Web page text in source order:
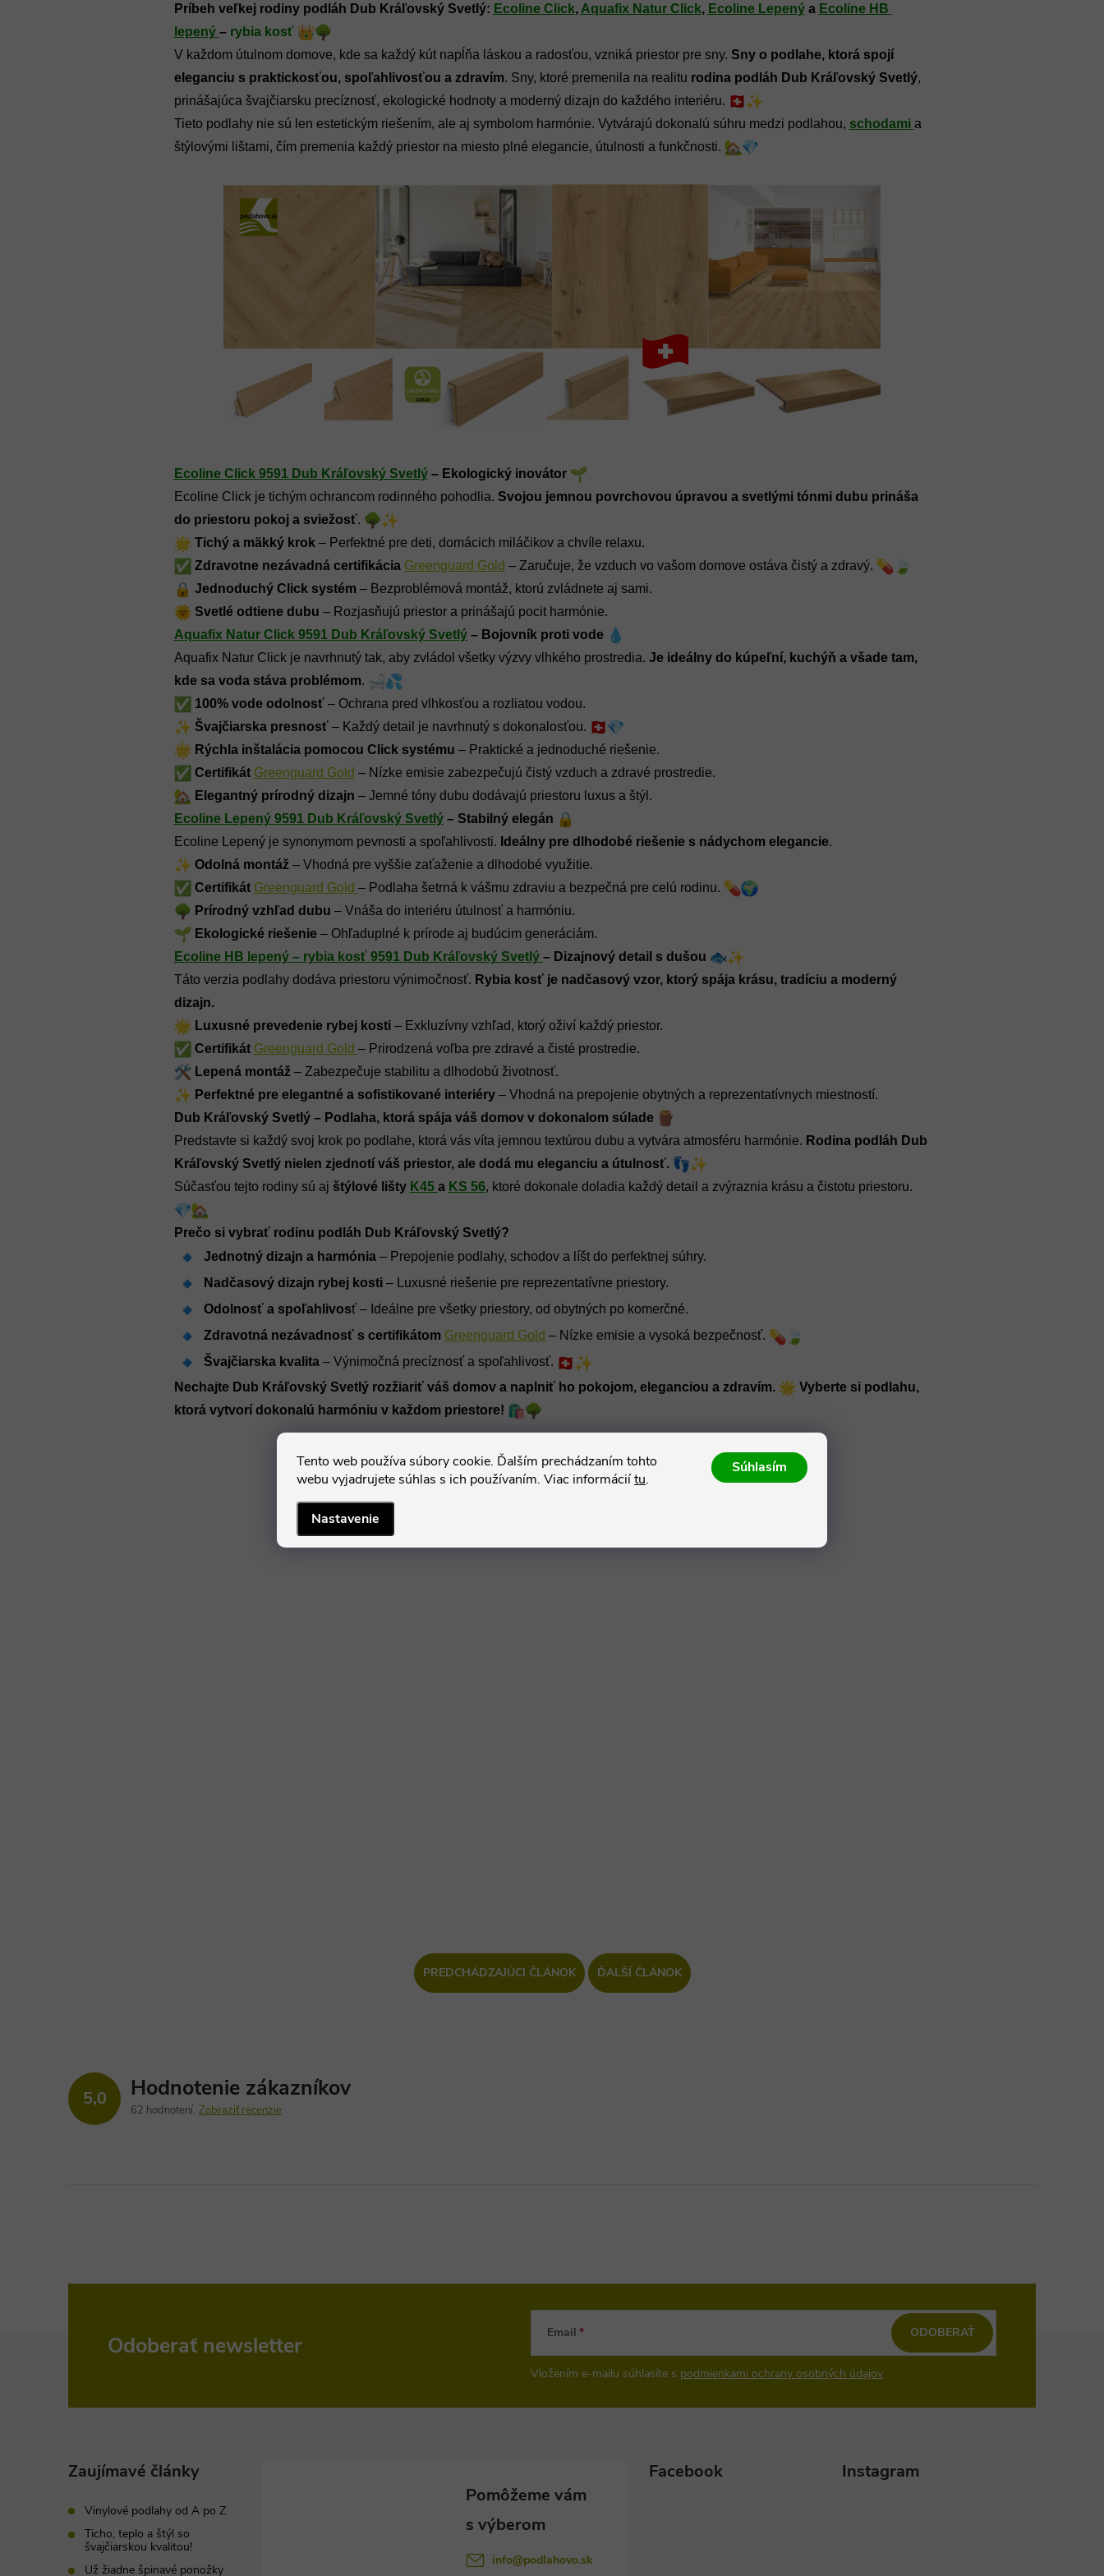
Tento web používa súbory cookie. Ďalším prechádzaním tohto
webu vyjadrujete súhlas s ich používaním. Viac informáciítu.
Nastavenie
Súhlasím
Príbeh veľkej rodiny podláh Dub Kráľovský Svetlý: Ecoline Click, Aquafix Natur Click, Ecoline Lepený a Ecoline HB
lepený – rybia kosť
V každom útulnom domove, kde sa každý kút napĺňa láskou a radosťou, vzniká priestor pre sny. Sny o podlahe, ktorá spojí
eleganciu s praktickosťou, spoľahlivosťou a zdravím. Sny, ktoré premenila na realitu rodina podláh Dub Kráľovský Svetlý,
prinášajúca švajčiarsku precíznosť, ekologické hodnoty a moderný dizajn do každého interiéru.
Tieto podlahy nie sú len estetickým riešením, ale aj symbolom harmónie. Vytvárajú dokonalú súhru medzi podlahou, schodami a
štýlovými lištami, čím premenia každý priestor na miesto plné elegancie, útulnosti a funkčnosti.
Ecoline Click 9591 Dub Kráľovský Svetlý – Ekologický inovátor
Ecoline Click je tichým ochrancom rodinného pohodlia. Svojou jemnou povrchovou úpravou a svetlými tónmi dubu prináša
do priestoru pokoj a sviežosť.
Tichý a mäkký krok – Perfektné pre deti, domácich miláčikov a chvíle relaxu.
Zdravotne nezávadná certifikácia Greenguard Gold – Zaručuje, že vzduch vo vašom domove ostáva čistý a zdravý.
Jednoduchý Click systém – Bezproblémová montáž, ktorú zvládnete aj sami.
Svetlé odtiene dubu – Rozjasňujú priestor a prinášajú pocit harmónie.
Aquafix Natur Click 9591 Dub Kráľovský Svetlý – Bojovník proti vode
Aquafix Natur Click je navrhnutý tak, aby zvládol všetky výzvy vlhkého prostredia. Je ideálny do kúpeľní, kuchýň a všade tam,
kde sa voda stáva problémom.
100% vode odolnosť – Ochrana pred vlhkosťou a rozliatou vodou.
Švajčiarska presnosť – Každý detail je navrhnutý s dokonalosťou.
Rýchla inštalácia pomocou Click systému – Praktické a jednoduché riešenie.
Certifikát Greenguard Gold – Nízke emisie zabezpečujú čistý vzduch a zdravé prostredie.
Elegantný prírodný dizajn – Jemné tóny dubu dodávajú priestoru luxus a štýl.
Ecoline Lepený 9591 Dub Kráľovský Svetlý – Stabilný elegán
Ecoline Lepený je synonymom pevnosti a spoľahlivosti. Ideálny pre dlhodobé riešenie s nádychom elegancie.
Odolná montáž – Vhodná pre vyššie zaťaženie a dlhodobé využitie.
Certifikát Greenguard Gold – Podlaha šetrná k vášmu zdraviu a bezpečná pre celú rodinu.
Prírodný vzhľad dubu – Vnáša do interiéru útulnosť a harmóniu.
Ekologické riešenie – Ohľaduplné k prírode aj budúcim generáciám.
Ecoline HB lepený – rybia kosť 9591 Dub Kráľovský Svetlý – Dizajnový detail s dušou
Táto verzia podlahy dodáva priestoru výnimočnosť. Rybia kosť je nadčasový vzor, ktorý spája krásu, tradíciu a moderný
dizajn.
Luxusné prevedenie rybej kosti – Exkluzívny vzhľad, ktorý oživí každý priestor.
Certifikát Greenguard Gold – Prirodzená voľba pre zdravé a čisté prostredie.
Lepená montáž – Zabezpečuje stabilitu a dlhodobú životnosť.
Perfektné pre elegantné a sofistikované interiéry – Vhodná na prepojenie obytných a reprezentatívnych miestností.
Dub Kráľovský Svetlý – Podlaha, ktorá spája váš domov v dokonalom súlade
Predstavte si každý svoj krok po podlahe, ktorá vás víta jemnou textúrou dubu a vytvára atmosféru harmónie. Rodina podláh Dub
Kráľovský Svetlý nielen zjednotí váš priestor, ale dodá mu eleganciu a útulnosť.
Súčasťou tejto rodiny sú aj štýlové lišty K45 a KS 56, ktoré dokonale doladia každý detail a zvýraznia krásu a čistotu priestoru.
Prečo si vybrať rodinu podláh Dub Kráľovský Svetlý?
Jednotný dizajn a harmónia – Prepojenie podlahy, schodov a líšt do perfektnej súhry.
Nadčasový dizajn rybej kosti – Luxusné riešenie pre reprezentatívne priestory.
Odolnosť a spoľahlivosť – Ideálne pre všetky priestory, od obytných po komerčné.
Zdravotná nezávadnosť s certifikátom Greenguard Gold – Nízke emisie a vysoká bezpečnosť.
Švajčiarska kvalita – Výnimočná precíznosť a spoľahlivosť.
Nechajte Dub Kráľovský Svetlý rozžiariť váš domov a naplniť ho pokojom, eleganciou a zdravím.
Vyberte si podlahu,
ktorá vytvorí dokonalú harmóniu v každom priestore!
PREDCHÁDZAJÚCI ČLÁNOK ĎALŠÍ ČLÁNOK
5,0 Hodnotenie zákazníkov
62 hodnotení Zobraziť recenzie
Odoberať newsletter Email
Vložením e-mailu súhlasíte s podmienkami ochrany osobných údajov
ODOBERAŤ
Zaujímavé články
Vinylové podlahy od A po Z
Ticho, teplo a štýl so
švajčiarskou kvalitou!
Už žiadne špinavé ponožky
info@podlahovo.sk
Facebook Instagram